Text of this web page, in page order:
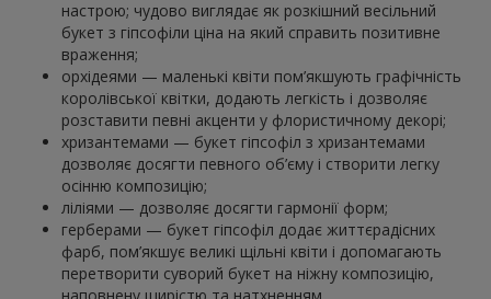
настрою; чудово виглядає як розкішний весільний
букет з гіпсофіли ціна на який справить позитивне
враження;
орхідеями — маленькі квіти пом’якшують графічність
королівської квітки, додають легкість і дозволяє
розставити певні акценти у флористичному декорі;
хризантемами — букет гіпсофіл з хризантемами
дозволяє досягти певного об’єму і створити легку
осінню композицію;
ліліями — дозволяє досягти гармонії форм;
герберами — букет гіпсофіл додає життєрадісних
фарб, пом’якшує великі щільні квіти і допомагають
перетворити суворий букет на ніжну композицію,
наповнену щирістю та натхненням.